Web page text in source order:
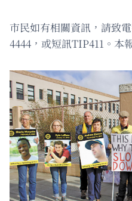
市民如有相關資訊，請致
4444，或短訊TIP411。本